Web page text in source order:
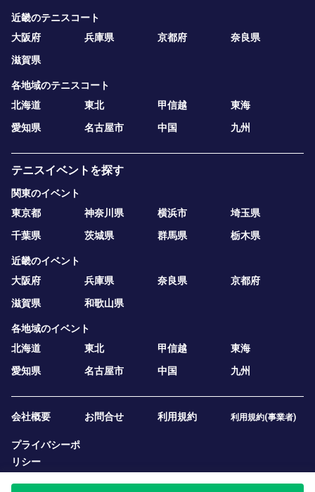
近畿のテニスコート
大阪府
兵庫県 京都府
奈良県
滋賀県
各地域のテニスコート
北海道
東北 甲信越
東海
愛知県
名古屋市 中国 九州
テニスイベントを探す
関東のイベント
東京都
神奈川県 横浜市
埼玉県
千葉県
茨城県 群馬県 栃木県
近畿のイベント
大阪府
兵庫県 奈良県
京都府
滋賀県
和歌山県
各地域のイベント
北海道
東北 甲信越
東海
愛知県
名古屋市 中国 九州
会社概要 お問合せ 利用規約 利用規約(事業者)
プライバシーポ
リシー